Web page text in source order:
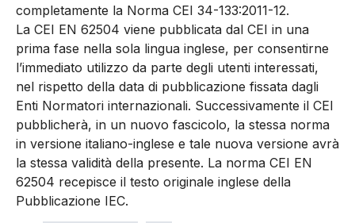
completamente la Norma CEI 34-133:2011-12.
La CEI EN 62504 viene pubblicata dal CEI in una
prima fase nella sola lingua inglese, per consentirne
l’immediato utilizzo da parte degli utenti interessati,
nel rispetto della data di pubblicazione fissata dagli
Enti Normatori internazionali. Successivamente il CEI
pubblicherà, in un nuovo fascicolo, la stessa norma
in versione italiano-inglese e tale nuova versione avrà
la stessa validità della presente. La norma CEI EN
62504 recepisce il testo originale inglese della
Pubblicazione IEC.